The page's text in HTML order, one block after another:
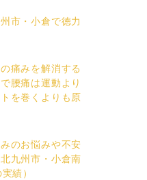
市・小倉で徳力
痛みを解消する
腰痛は運動より
を巻くよりも原
のお悩みや不安
九州市・小倉南
績）